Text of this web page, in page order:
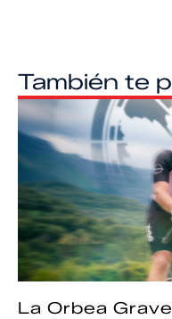
También te
La Orbea